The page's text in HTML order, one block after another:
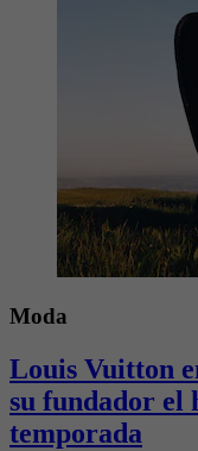
Moda
Louis Vuitton
su fundador el
temporada